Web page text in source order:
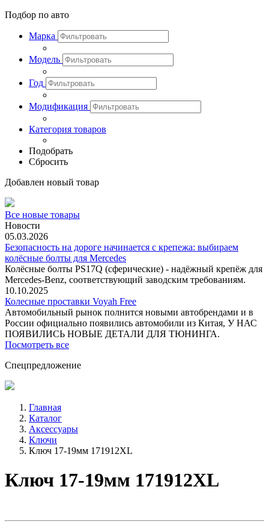
Подбор по авто
Марка
Модель
Год
Модификация
Категория товаров
Подобрать
Сбросить
Добавлен новый товар
Все новые товары
Новости
05.03.2026
Безопасность на дороге начинается с крепежа: выбираем
колёсные болты для Mercedes
Колёсные болты PS17Q (сферические) - надёжный крепёж для
Mercedes‑Benz, соответствующий заводским требованиям.
10.10.2025
Колесные проставки Voyah Free
Автомобильный рынок полнится новыми автобрендами и в
России официально появились автомобили из Китая, У НАС
ПОЯВИЛИСЬ НОВЫЕ ДЕТАЛИ ДЛЯ ТЮНИНГА.
Посмотреть все
Спецпредложение
Главная
Каталог
Аксессуары
Ключи
Ключ 17-19мм 171912XL
Ключ 17-19мм 171912XL